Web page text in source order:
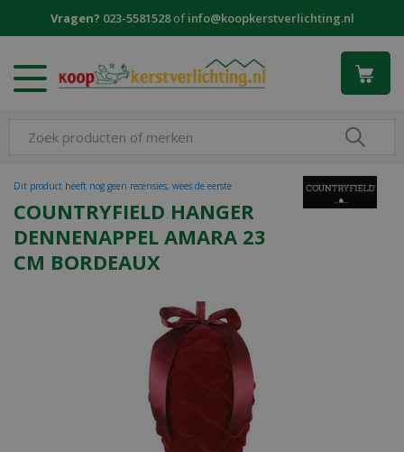
Vragen? 023-5581528ofinfo@koopkerstverlichting.nl
COUNTRYFIELD HANGER
DENNENAPPEL AMARA 23
CM BORDEAUX
Dit product heeft nog geen recensies, wees de eerste